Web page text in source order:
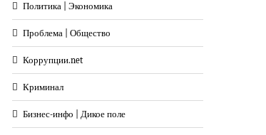
Политика | Экономика
Проблема | Общество
Коррупции.net
Криминал
Бизнес-инфо | Дикое поле